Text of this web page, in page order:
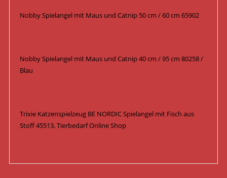
Nobby Spielangel mit Maus und Catnip 50 cm / 60 cm 65902
Nobby Spielangel mit Maus und Catnip 40 cm / 95 cm 80258 /
Blau
Trixie Katzenspielzeug BE NORDIC Spielangel mit Fisch aus
Stoff 45513, Tierbedarf Online Shop